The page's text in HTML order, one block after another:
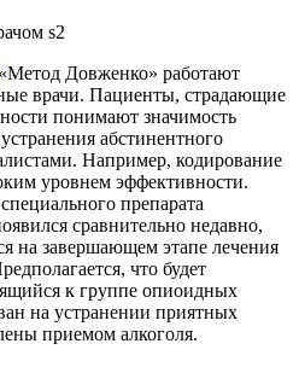
s2
«Метод Довженко» работают
врачи. Пациенты, страдающие
понимают значимость
абстинентного
Например, кодирование
уровнем эффективности.
препарата
сравнительно недавно,
на завершающем этапе лечения
что будет
к группе опиоидных
на устранении приятных
приемом алкоголя.